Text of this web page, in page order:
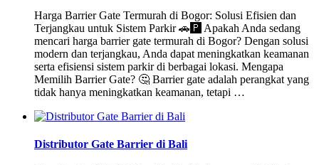
Harga Barrier Gate Termurah di Bogor: Solusi Efisien dan
Terjangkau untuk Sistem Parkir 🚗🅿️ Apakah Anda sedang
mencari harga barrier gate termurah di Bogor? Dengan solusi
modern dan terjangkau, Anda dapat meningkatkan keamanan
serta efisiensi sistem parkir di berbagai lokasi. Mengapa
Memilih Barrier Gate? 🤔 Barrier gate adalah perangkat yang
tidak hanya meningkatkan keamanan, tetapi …
Distributor Gate Barrier di Bali